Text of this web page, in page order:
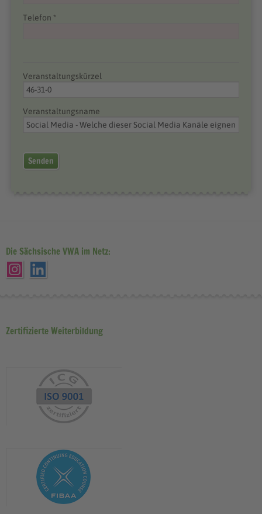
Telefon *
Veranstaltungskürzel
Veranstaltungsname
Senden
Die Sächsische VWA im Netz:
Zertifizierte Weiterbildung